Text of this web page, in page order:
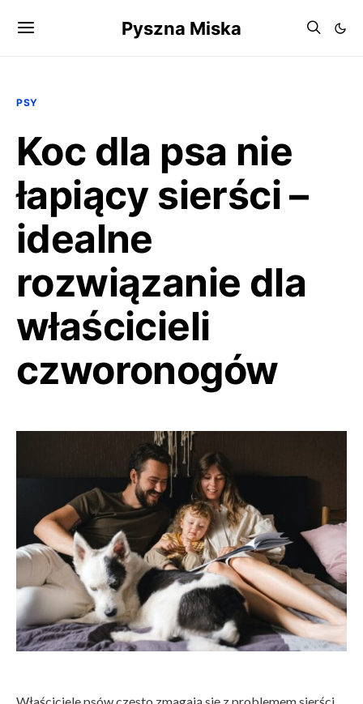
Pyszna Miska
PSY
Koc dla psa nie
łapiący sierści –
idealne
rozwiązanie dla
właścicieli
czworonogów